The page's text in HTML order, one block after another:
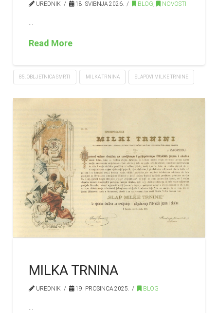
UREDNIK 18. SVIBNJA 2026. BLOG, NOVOSTI
Read More
85. OBLJETNICA SMRTI MILKA TRNINA SLAPOVI MILKE TRNINE
MILKA TRNINA
UREDNIK 19. PROSINCA 2025. BLOG